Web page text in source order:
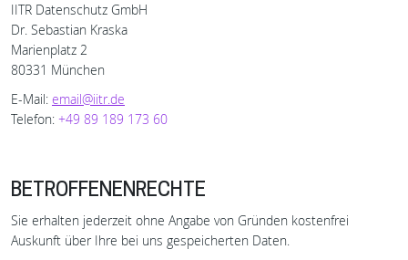
IITR Datenschutz GmbH
Dr. Sebastian Kraska
Marienplatz 2
80331 München
E-Mail: email@iitr.de
Telefon: +49 89 189 173 60
BETROFFENENRECHTE
Sie erhalten jederzeit ohne Angabe von Gründen kostenfrei
Auskunft über Ihre bei uns gespeicherten Daten.